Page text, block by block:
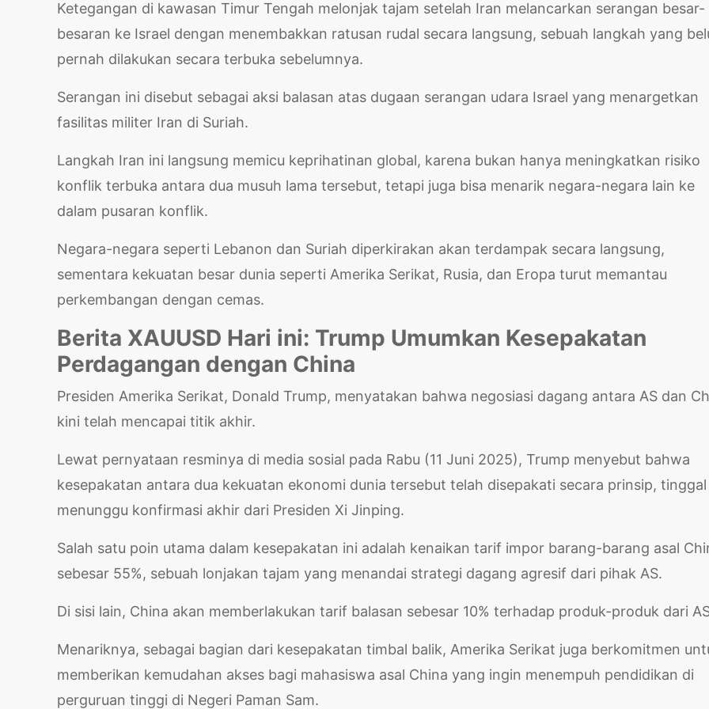
Ketegangan di kawasan Timur Tengah melonjak tajam setelah Iran melancarkan serangan besar-
besaran ke Israel dengan menembakkan ratusan rudal secara langsung, sebuah langkah yang
pernah dilakukan secara terbuka sebelumnya.
Serangan ini disebut sebagai aksi balasan atas dugaan serangan udara Israel yang menargetkan
fasilitas militer Iran di Suriah.
Langkah Iran ini langsung memicu keprihatinan global, karena bukan hanya meningkatkan risiko
konflik terbuka antara dua musuh lama tersebut, tetapi juga bisa menarik negara-negara lain ke
dalam pusaran konflik.
Negara-negara seperti Lebanon dan Suriah diperkirakan akan terdampak secara langsung,
sementara kekuatan besar dunia seperti Amerika Serikat, Rusia, dan Eropa turut memantau
perkembangan dengan cemas.
Berita XAUUSD Hari ini: Trump Umumkan Kesepakatan
Perdagangan dengan China
Presiden Amerika Serikat, Donald Trump, menyatakan bahwa negosiasi dagang antara AS dan
kini telah mencapai titik akhir.
Lewat pernyataan resminya di media sosial pada Rabu (11 Juni 2025), Trump menyebut bahwa
kesepakatan antara dua kekuatan ekonomi dunia tersebut telah disepakati secara prinsip, tinggal
menunggu konfirmasi akhir dari Presiden Xi Jinping.
Salah satu poin utama dalam kesepakatan ini adalah kenaikan tarif impor barang-barang asal
sebesar 55%, sebuah lonjakan tajam yang menandai strategi dagang agresif dari pihak AS.
Di sisi lain, China akan memberlakukan tarif balasan sebesar 10% terhadap produk-produk dari
Menariknya, sebagai bagian dari kesepakatan timbal balik, Amerika Serikat juga berkomitmen
memberikan kemudahan akses bagi mahasiswa asal China yang ingin menempuh pendidikan di
perguruan tinggi di Negeri Paman Sam.